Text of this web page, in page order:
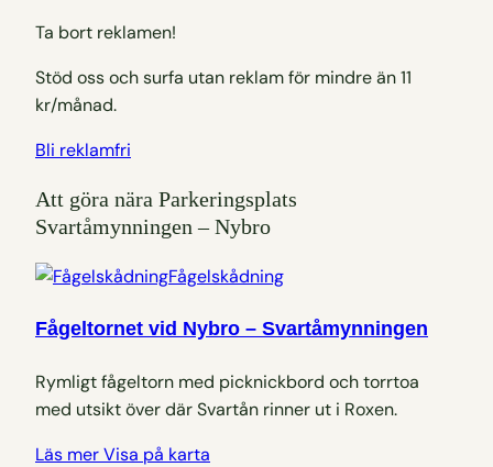
Ta bort reklamen!
Stöd oss och surfa utan reklam för mindre än 11
kr/månad.
Bli reklamfri
Att göra nära Parkeringsplats
Svartåmynningen – Nybro
Fågelskådning
Fågeltornet vid Nybro – Svartåmynningen
Rymligt fågeltorn med picknickbord och torrtoa
med utsikt över där Svartån rinner ut i Roxen.
Läs merVisa på karta